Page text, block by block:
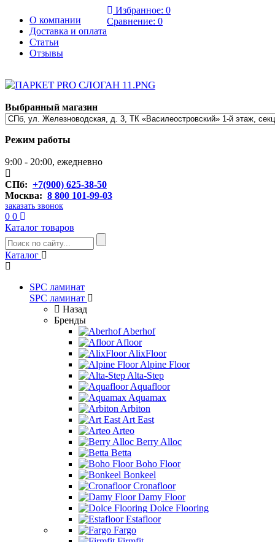
О компании
Доставка и оплата
Статьи
Отзывы
Избранное: 0
Сравнение: 0
Выбранный магазин
Режим работы
9:00 - 20:00, ежедневно
СПб: +7(900) 625-38-50
Москва: 8 800 101-99-03
заказать звонок
0 0
Каталог товаров
Каталог
SPC ламинат
SPC ламинат
Назад
Бренды
Aberhof
Afloor
AlixFloor
Alpine Floor
Alta-Step
Aquafloor
Aquamax
Arbiton
Art East
Arteo
Berry Alloc
Betta
Boho Floor
Bonkeel
Cronafloor
Damy Floor
Dolce Flooring
Estafloor
Fargo